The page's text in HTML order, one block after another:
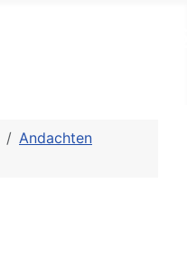
Andachten